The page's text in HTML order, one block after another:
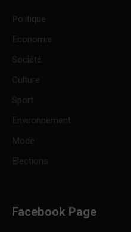
Politique
Economie
Société
Culture
Sport
Environnement
Mode
Elections
Facebook Page